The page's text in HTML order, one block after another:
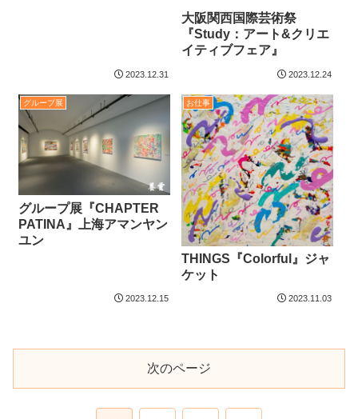
2023.12.31
​大阪関西国際芸術祭
『Study：アート&クリエ
イティブフェア』
2023.12.24
グループ展
グループ展『CHAPTER
PATINA』上海アマンヤン
ユン
2023.12.15
お仕事
THINGS『Colorful』ジャ
ケット
2023.11.03
次のページ